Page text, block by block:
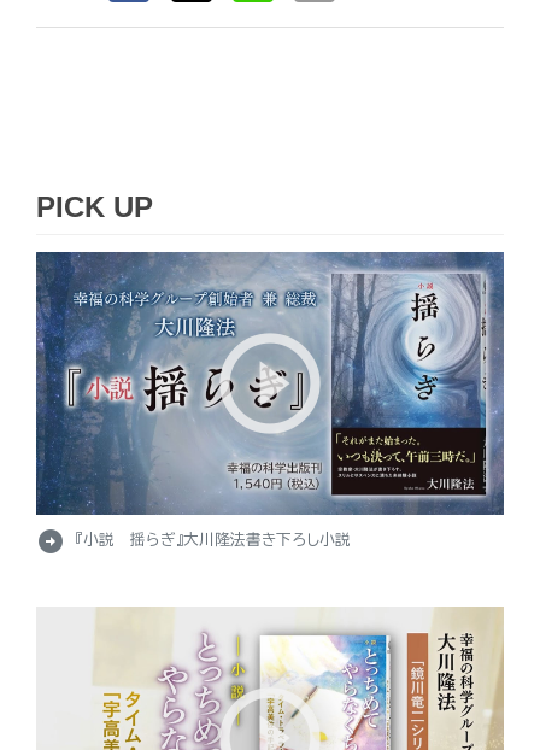
PICK UP
arrow_circle_right 『小説 揺らぎ』大川隆法書き下ろし小説